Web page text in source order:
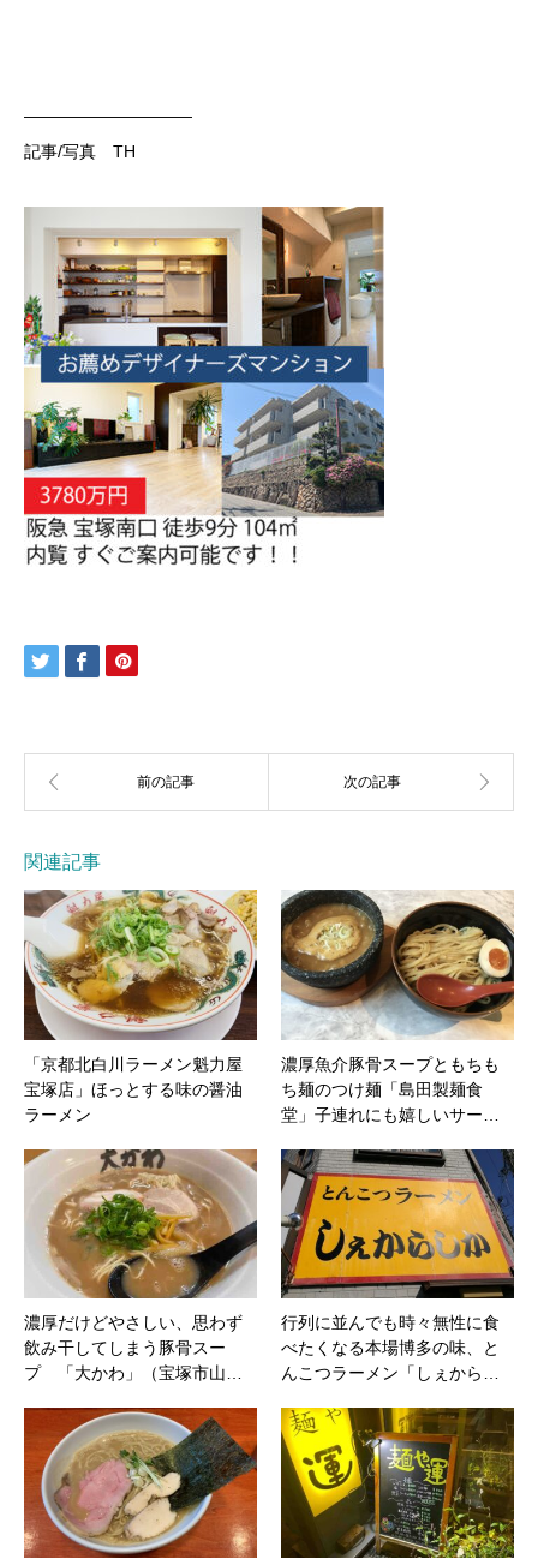
——————————
記事/写真 TH
関連記事
「京都北白川ラーメン魁力屋
宝塚店」ほっとする味の醤油
ラーメン
濃厚魚介豚骨スープともちも
ち麺のつけ麺「島田製麺食
堂」子連れにも嬉しいサー…
濃厚だけどやさしい、思わず
飲み干してしまう豚骨スー
プ 「大かわ」（宝塚市山…
行列に並んでも時々無性に食
べたくなる本場博多の味、と
んこつラーメン「しぇから…